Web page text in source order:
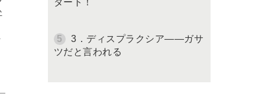
タート！
3．ディスプラクシア――ガサ
ツだと言われる